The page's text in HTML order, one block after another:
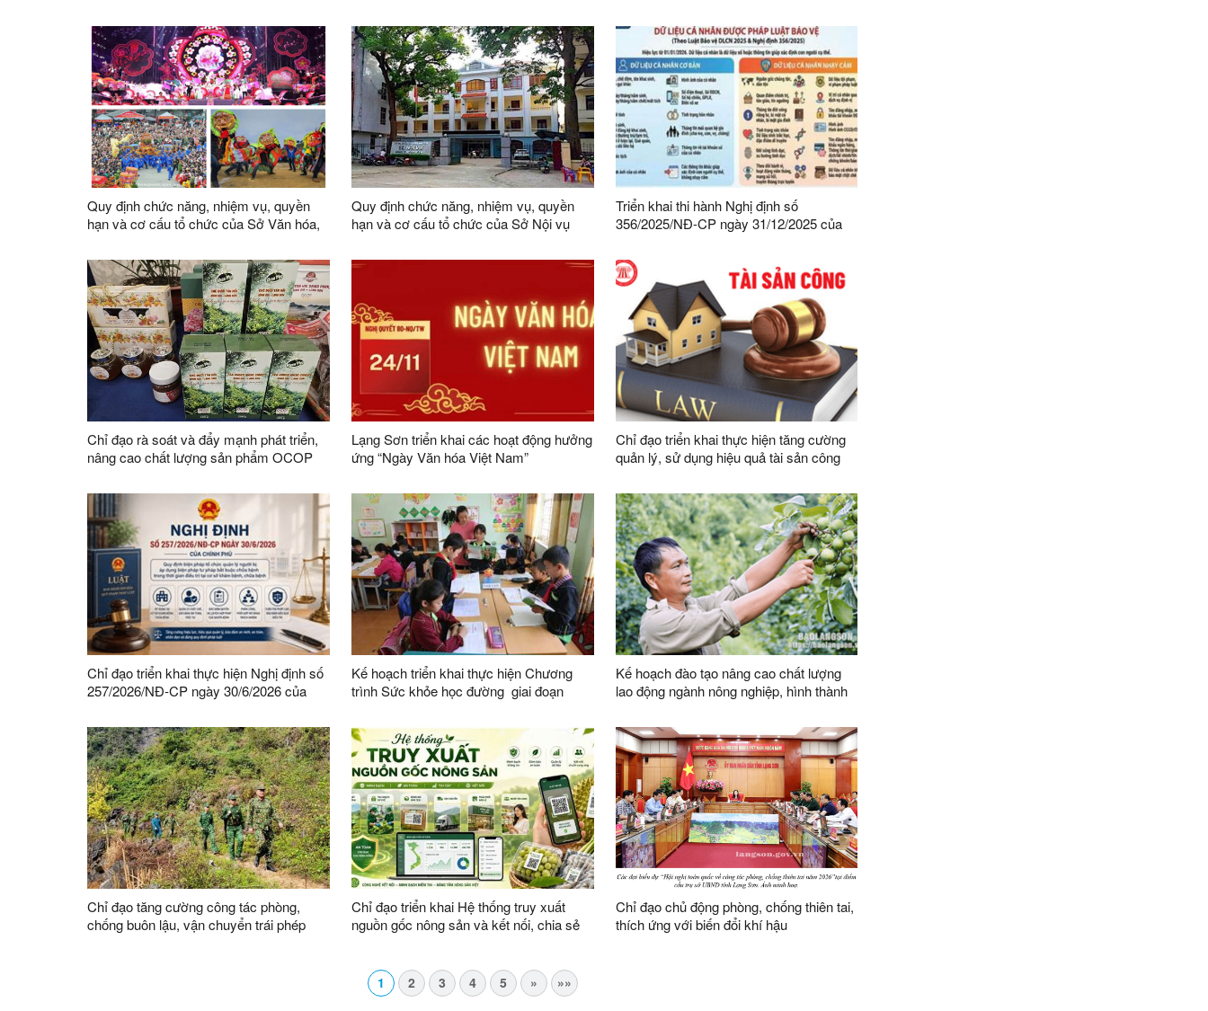
Quy định chức năng, nhiệm vụ, quyền
hạn và cơ cấu tổ chức của Sở Văn hóa,
Quy định chức năng, nhiệm vụ, quyền
hạn và cơ cấu tổ chức của Sở Nội vụ
Triển khai thi hành Nghị định số
356/2025/NĐ-CP ngày 31/12/2025 của
và biện pháp thi hành Luật Bảo vệ dữ liệu
cá nhân trên địa bàn tỉnh Lạng Sơn
Chỉ đạo rà soát và đẩy mạnh phát triển,
nâng cao chất lượng sản phẩm OCOP
Lạng Sơn triển khai các hoạt động hưởng
ứng “Ngày Văn hóa Việt Nam”
Chỉ đạo triển khai thực hiện tăng cường
quản lý, sử dụng hiệu quả tài sản công
Chỉ đạo triển khai thực hiện Nghị định số
257/2026/NĐ-CP ngày 30/6/2026 của
dụng biện pháp tư pháp bắt buộc chữa
bệnh
Kế hoạch triển khai thực hiện Chương
trình Sức khỏe học đường giai đoạn
Kế hoạch đào tạo nâng cao chất lượng
lao động ngành nông nghiệp, hình thành
nghiệp và đội ngũ quản trị hợp tác xã
hiện đại trên địa bàn tỉnh năm 2026
Chỉ đạo tăng cường công tác phòng,
chống buôn lậu, vận chuyển trái phép
Chỉ đạo triển khai Hệ thống truy xuất
nguồn gốc nông sản và kết nối, chia sẻ
Chỉ đạo chủ động phòng, chống thiên tai,
thích ứng với biến đổi khí hậu
1 2 3 4 5 » »»